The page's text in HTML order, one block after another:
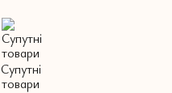
Супутні
товари